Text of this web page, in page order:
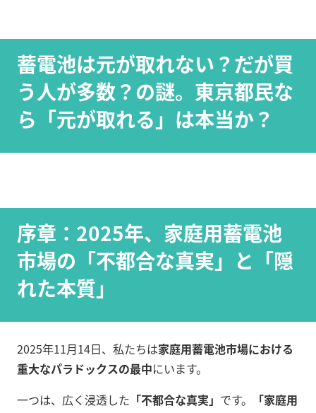
蓄電池は元が取れない？だが買
う人が多数？の謎。東京都民な
ら「元が取れる」は本当か？
序章：2025年、家庭用蓄電池
市場の「不都合な真実」と「隠
れた本質」
2025年11月14日、私たちは家庭用蓄電池市場における
重大なパラドックスの最中にいます。
一つは、広く浸透した 「不都合な真実」 です。
「家庭用